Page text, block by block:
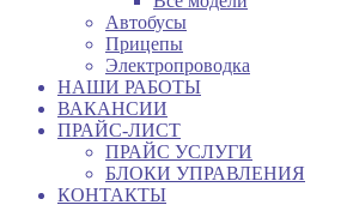
Автобусы
Прицепы
Электропроводка
НАШИ РАБОТЫ
ВАКАНСИИ
ПРАЙС-ЛИСТ
ПРАЙС УСЛУГИ
БЛОКИ УПРАВЛЕНИЯ
КОНТАКТЫ